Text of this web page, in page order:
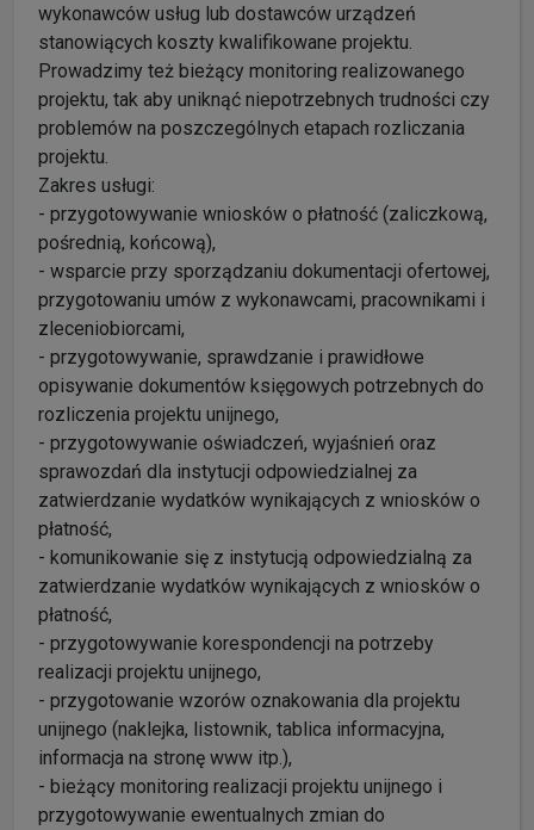
wykonawców usług lub dostawców urządzeń
stanowiących koszty kwalifikowane projektu.
Prowadzimy też bieżący monitoring realizowanego
projektu, tak aby uniknąć niepotrzebnych trudności czy
problemów na poszczególnych etapach rozliczania
projektu.
Zakres usługi:
- przygotowywanie wniosków o płatność (zaliczkową,
pośrednią, końcową),
- wsparcie przy sporządzaniu dokumentacji ofertowej,
przygotowaniu umów z wykonawcami, pracownikami i
zleceniobiorcami,
- przygotowywanie, sprawdzanie i prawidłowe
opisywanie dokumentów księgowych potrzebnych do
rozliczenia projektu unijnego,
- przygotowywanie oświadczeń, wyjaśnień oraz
sprawozdań dla instytucji odpowiedzialnej za
zatwierdzanie wydatków wynikających z wniosków o
płatność,
- komunikowanie się z instytucją odpowiedzialną za
zatwierdzanie wydatków wynikających z wniosków o
płatność,
- przygotowywanie korespondencji na potrzeby
realizacji projektu unijnego,
- przygotowanie wzorów oznakowania dla projektu
unijnego (naklejka, listownik, tablica informacyjna,
informacja na stronę www itp.),
- bieżący monitoring realizacji projektu unijnego i
przygotowywanie ewentualnych zmian do